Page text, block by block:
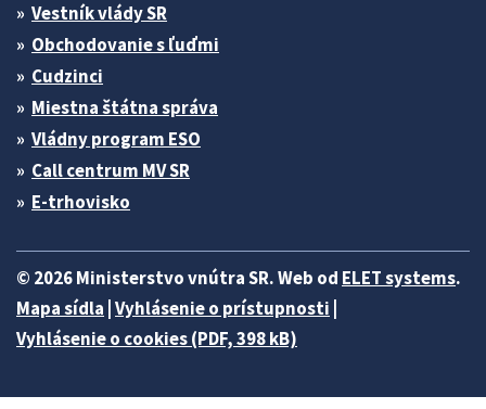
Vestník vlády SR
Obchodovanie s ľuďmi
Cudzinci
Miestna štátna správa
Vládny program ESO
Call centrum MV SR
E-trhovisko
© 2026 Ministerstvo vnútra SR. Web od ELET systems.
Mapa sídla Vyhlásenie o prístupnosti
Vyhlásenie o cookies (PDF, 398 kB)